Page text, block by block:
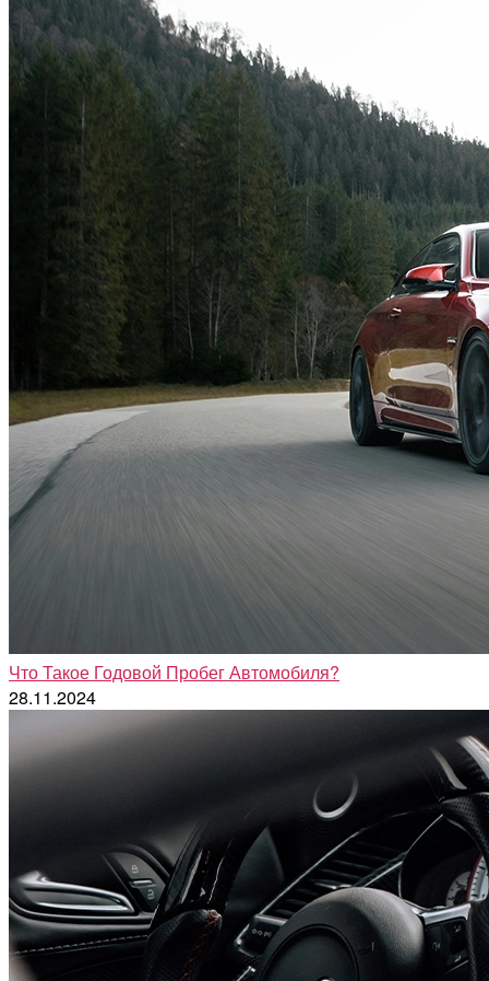
Что Такое Годовой Пробег Автомобиля?
28.11.2024